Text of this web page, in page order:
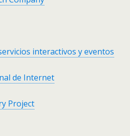
interactivos y eventos
de Internet
Project